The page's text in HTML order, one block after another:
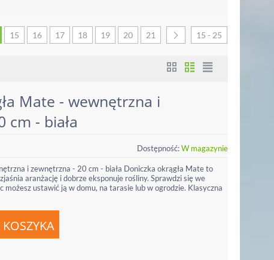
15 16 17 18 19 20 21 15 - 25
Mate - wewnętrzna i
cm - biała
Dostępność:W magazynie
i zewnętrzna - 20 cm - biała Doniczka okrągła Mate to
aranżację i dobrze eksponuje rośliny. Sprawdzi się we
możesz ustawić ją w domu, na tarasie lub w ogrodzie. Klasyczna